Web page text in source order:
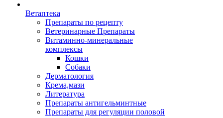
Ветаптека
Препараты по рецепту
Ветеринарные Препараты
Витаминно-минеральные
комплексы
Кошки
Собаки
Дерматология
Крема,мази
Литература
Препараты антигельминтные
Препараты для регуляции половой